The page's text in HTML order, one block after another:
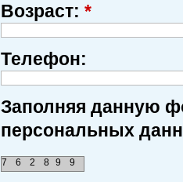
Возраст: *
Телефон:
Заполняя данную
персональных
8
2
6 9 9
7